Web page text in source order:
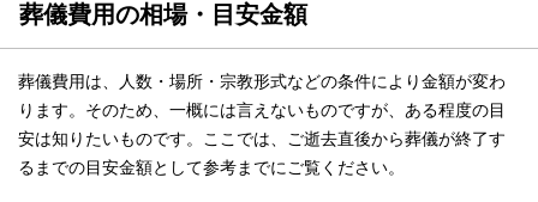
葬儀費用の相場・目安金額
葬儀費用は、人数・場所・宗教形式などの条件により金額が変わ
ります。そのため、一概には言えないものですが、ある程度の目
安は知りたいものです。ここでは、ご逝去直後から葬儀が終了す
るまでの目安金額として参考までにご覧ください。